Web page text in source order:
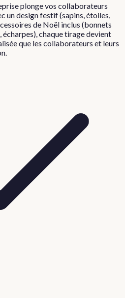
plonge vos collaborateurs
un design festif (sapins, étoiles,
de Noël inclus (bonnets
écharpes), chaque tirage devient
que les collaborateurs et leurs